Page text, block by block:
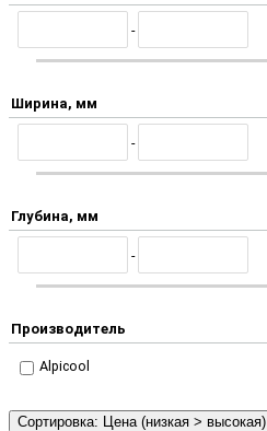
-
Ширина, мм
-
Глубина, мм
-
Производитель
Alpicool
Сортировка: Цена (низкая > высокая)